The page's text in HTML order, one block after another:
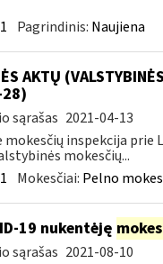
Pagrindinis: Naujiena
AKTŲ (VALSTYBINĖS
28)
sąrašas 2021-04-13
mokesčių inspekcija
mokesčių...
Mokesčiai: Pelno
19 nukentėję
sąrašas 2021-08-10